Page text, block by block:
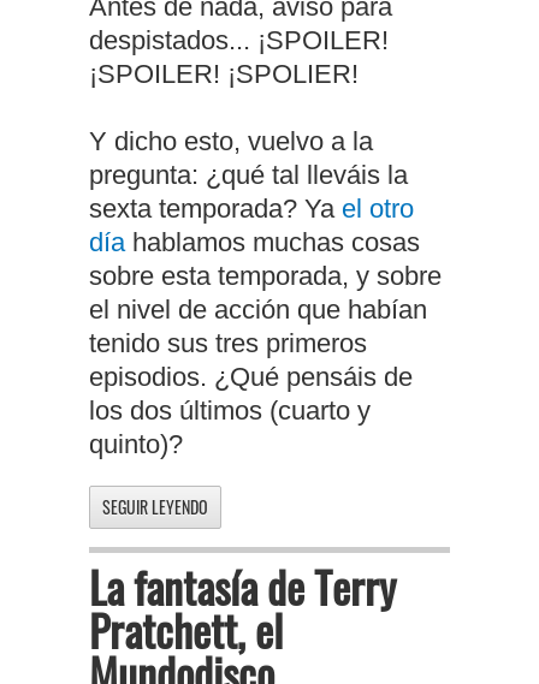
Antes de nada, aviso para
despistados... ¡SPOILER!
¡SPOILER! ¡SPOLIER!
Y dicho esto, vuelvo a la
pregunta: ¿qué tal lleváis la
sexta temporada? Ya el otro
díahablamos muchas cosas
sobre esta temporada, y sobre
el nivel de acción que habían
tenido sus tres primeros
episodios. ¿Qué pensáis de
los dos últimos (cuarto y
quinto)?
SEGUIR LEYENDO
La fantasía de Terry
Pratchett, el